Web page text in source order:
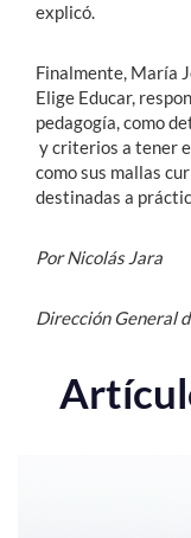
explicó.
Finalmente, María
Elige Educar,
pedagogía, como
y criterios a tener
como sus mallas
destinadas a
Por Nicolás Jara
Dirección General